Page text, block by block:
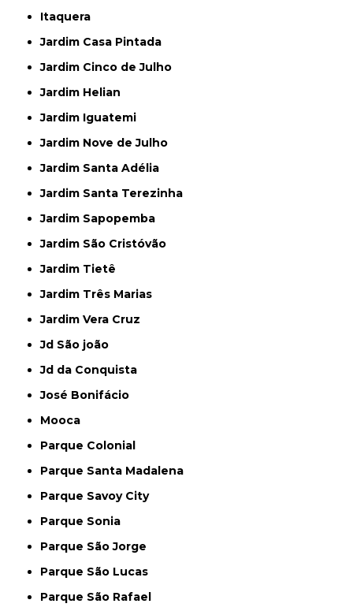
Itaquera
Jardim Casa Pintada
Jardim Cinco de Julho
Jardim Helian
Jardim Iguatemi
Jardim Nove de Julho
Jardim Santa Adélia
Jardim Santa Terezinha
Jardim Sapopemba
Jardim São Cristóvão
Jardim Tietê
Jardim Três Marias
Jardim Vera Cruz
Jd São joão
Jd da Conquista
José Bonifácio
Mooca
Parque Colonial
Parque Santa Madalena
Parque Savoy City
Parque Sonia
Parque São Jorge
Parque São Lucas
Parque São Rafael